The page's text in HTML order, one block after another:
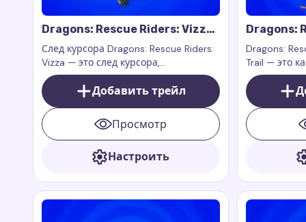
Dragons: Rescue Riders: Vizza
Cursor Trail
След курсора Dragons: Rescue Riders:
Vizza — это след курсора,
вдохновленный персонажем Виззой
из анимационного сериала Dragons:
Rescue Riders
Добавить трейл
Просмотр
Настроить
Dragons:
Cursor
Dragons:
Trail — это
Сплішем из
Riders.